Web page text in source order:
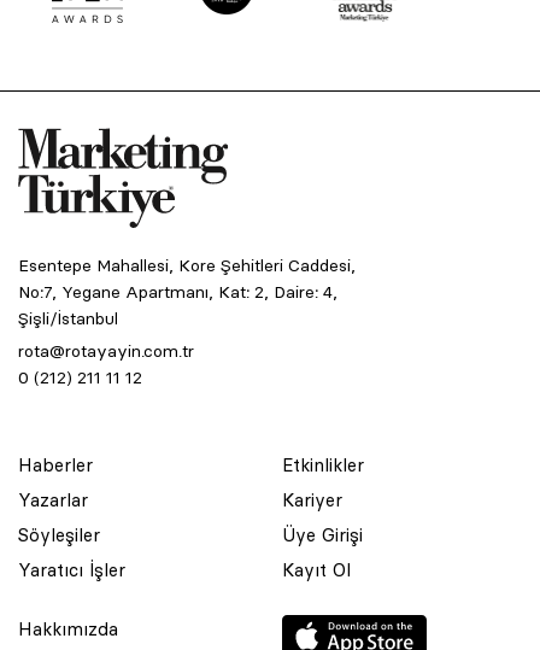
Esentepe Mahallesi, Kore Şehitleri Caddesi,
No:7, Yegane Apartmanı, Kat: 2, Daire: 4,
Şişli/İstanbul
rota@rotayayin.com.tr
0 (212) 211 11 12
Haberler
Yazarlar
Söyleşiler
Yaratıcı İşler
Etkinlikler
Kariyer
Üye Girişi
Kayıt Ol
Hakkımızda